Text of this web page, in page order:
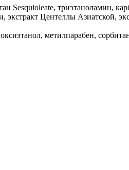
Sesquioleate, триэтаноламин,
Центеллы Азиатской,
метилпарабен,